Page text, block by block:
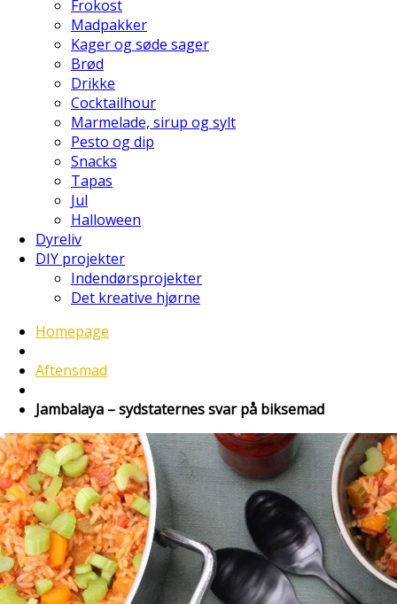
Frokost
Madpakker
Kager og søde sager
Brød
Drikke
Cocktailhour
Marmelade, sirup og sylt
Pesto og dip
Snacks
Tapas
Jul
Halloween
Dyreliv
DIY projekter
Indendørsprojekter
Det kreative hjørne
Homepage
Aftensmad
Jambalaya – sydstaternes svar på biksemad